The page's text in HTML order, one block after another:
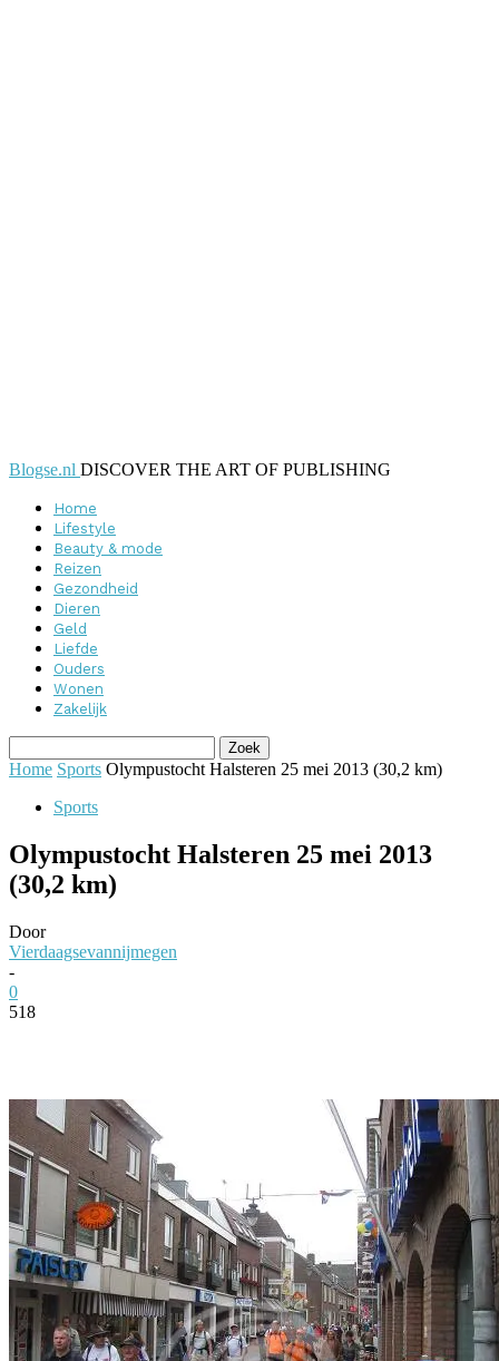
Blogse.nl DISCOVER THE ART OF PUBLISHING
Home
Lifestyle
Beauty & mode
Reizen
Gezondheid
Dieren
Geld
Liefde
Ouders
Wonen
Zakelijk
Home Sports Olympustocht Halsteren 25 mei 2013 (30,2 km)
Sports
Olympustocht Halsteren 25 mei 2013
(30,2 km)
Door
Vierdaagsevannijmegen
-
0
518